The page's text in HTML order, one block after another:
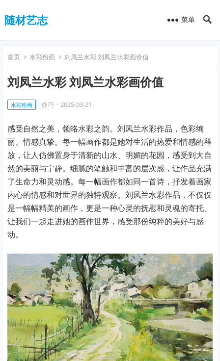
随材艺志 菜单
首页 水彩粉画 刘凤兰水彩 刘凤兰水彩画价值
刘凤兰水彩 刘凤兰水彩画价值
水彩粉画 亦巧 · 2025-03-21
感受自然之美，领略水彩之韵。刘凤兰水彩作品，色彩绚
丽、情感真挚。每一幅画作都是她对生活的热爱和情感的释
放，让人仿佛置身于清新的山水、明媚的花园，感受到大自
然的美丽与宁静。细腻的笔触和丰富的层次感，让作品充满
了生命力和灵动感。每一幅画作都如同一首诗，抒发着画家
内心的情感和对世界的独特观察。刘凤兰水彩作品，不仅仅
是一幅幅精美的画作，更是一种心灵的抚慰和灵魂的寄托。
让我们一起走进她的画作世界，感受那份纯粹的美好与感
动。